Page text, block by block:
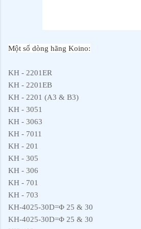
Một số dòng hãng Koino:
KH - 2201ER
KH - 2201EB
KH - 2201 (A3 & B3)
KH - 3051
KH - 3063
KH - 7011
KH - 201
KH - 305
KH - 306
KH - 701
KH - 703
KH-4025-30D=Φ 25 & 30
KH-4025-30D=Φ 25 & 30